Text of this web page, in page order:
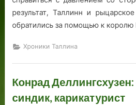
результат, Таллинн и
обратились за помощью к
Хроники Таллина
Конрад Деллингсхузен:
синдик, карикатурист